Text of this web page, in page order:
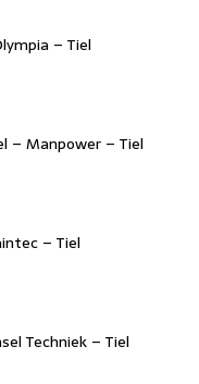
– Tiel
– Manpower – Tiel
– Tiel
Techniek – Tiel